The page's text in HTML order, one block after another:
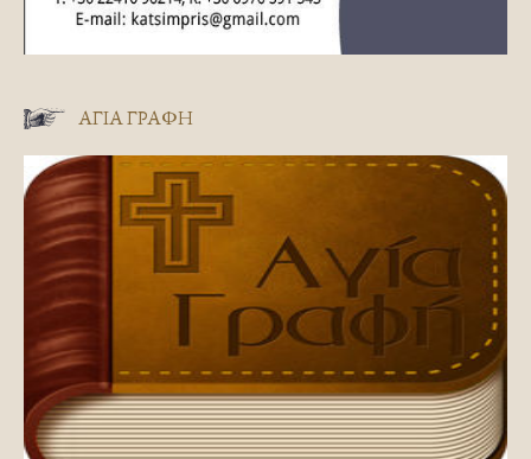
ΑΓΊΑ ΓΡΑΦΉ